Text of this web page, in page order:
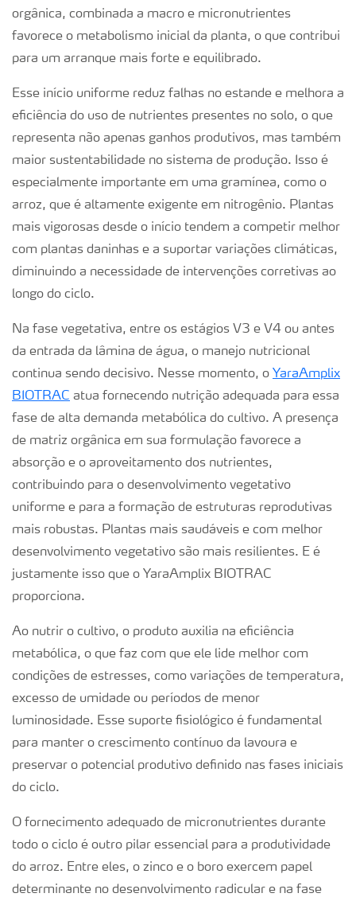
orgânica, combinada a macro e micronutrientes
favorece o metabolismo inicial da planta, o que contribui
para um arranque mais forte e equilibrado.
Esse início uniforme reduz falhas no estande e melhora a
eficiência do uso de nutrientes presentes no solo, o que
representa não apenas ganhos produtivos, mas também
maior sustentabilidade no sistema de produção. Isso é
especialmente importante em uma gramínea, como o
arroz, que é altamente exigente em nitrogênio. Plantas
mais vigorosas desde o início tendem a competir melhor
com plantas daninhas e a suportar variações climáticas,
diminuindo a necessidade de intervenções corretivas ao
longo do ciclo.
Na fase vegetativa, entre os estágios V3 e V4 ou antes
da entrada da lâmina de água, o manejo nutricional
continua sendo decisivo. Nesse momento, o YaraAmplix
BIOTRAC atua fornecendo nutrição adequada para essa
fase de alta demanda metabólica do cultivo. A presença
de matriz orgânica em sua formulação favorece a
absorção e o aproveitamento dos nutrientes,
contribuindo para o desenvolvimento vegetativo
uniforme e para a formação de estruturas reprodutivas
mais robustas. Plantas mais saudáveis e com melhor
desenvolvimento vegetativo são mais resilientes. E é
justamente isso que o YaraAmplix BIOTRAC
proporciona.
Ao nutrir o cultivo, o produto auxilia na eficiência
metabólica, o que faz com que ele lide melhor com
condições de estresses, como variações de temperatura,
excesso de umidade ou períodos de menor
luminosidade. Esse suporte fisiológico é fundamental
para manter o crescimento contínuo da lavoura e
preservar o potencial produtivo definido nas fases iniciais
do ciclo.
O fornecimento adequado de micronutrientes durante
todo o ciclo é outro pilar essencial para a produtividade
do arroz. Entre eles, o zinco e o boro exercem papel
determinante no desenvolvimento radicular e na fase